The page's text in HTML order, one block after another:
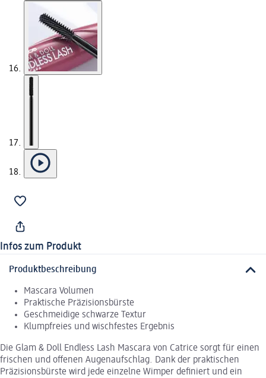
Infos zum Produkt
Produktbeschreibung
Mascara Volumen
Praktische Präzisionsbürste
Geschmeidige schwarze Textur
Klumpfreies und wischfestes Ergebnis
Die Glam & Doll Endless Lash Mascara von Catrice sorgt für einen
frischen und offenen Augenaufschlag. Dank der praktischen
Präzisionsbürste wird jede einzelne Wimper definiert und ein